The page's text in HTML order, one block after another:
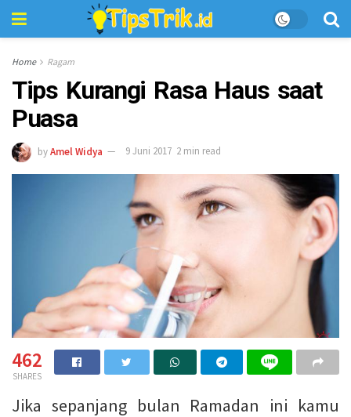
Home Ragam
Tips Kurangi Rasa Haus saat
Puasa
byAmel Widya 9 Juni 2017 2 min read
462
SHARES
Jika sepanjang bulan Ramadan ini kamu